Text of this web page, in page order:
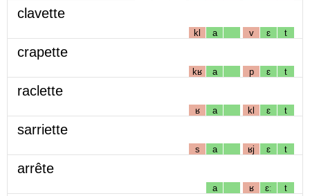
clavette
kl a v ɛ t
crapette
kʁ a p ɛ t
raclette
ʁ a kl ɛ t
sarriette
s a ʁj ɛ t
arrête
a ʁ ɛː t